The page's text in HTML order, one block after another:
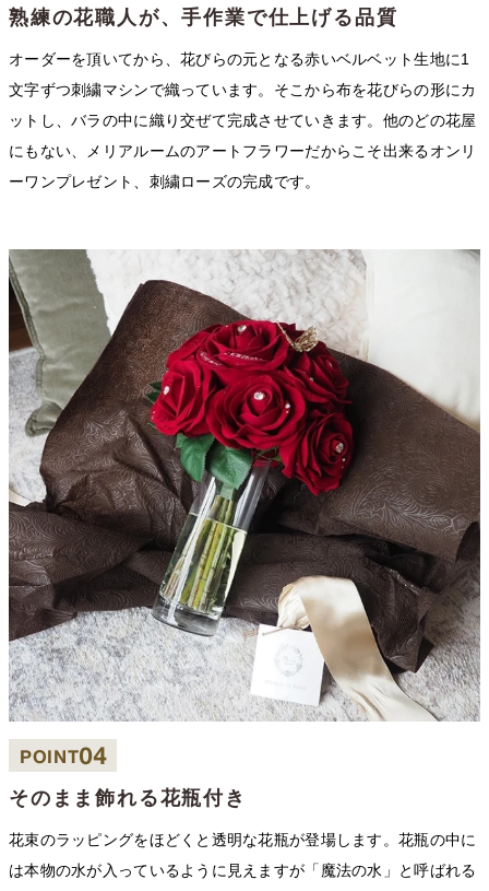
熟練の花職人が、手作業で仕上げる品質
オーダーを頂いてから、花びらの元となる赤いベルベット生地に1
文字ずつ刺繍マシンで織っています。そこから布を花びらの形にカ
ットし、バラの中に織り交ぜて完成させていきます。他のどの花屋
にもない、メリアルームのアートフラワーだからこそ出来るオンリ
ーワンプレゼント、刺繍ローズの完成です。
POINT04
そのまま飾れる花瓶付き
花束のラッピングをほどくと透明な花瓶が登場します。花瓶の中に
は本物の水が入っているように見えますが「魔法の水」と呼ばれる